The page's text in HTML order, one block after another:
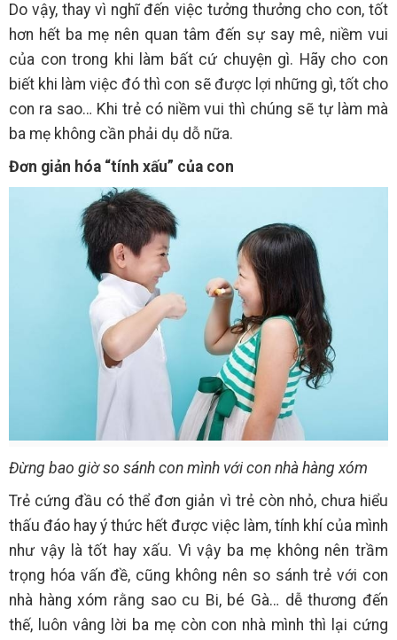
Do vậy, thay vì nghĩ đến việc tưởng thưởng cho con, tốt
hơn hết ba mẹ nên quan tâm đến sự say mê, niềm vui
của con trong khi làm bất cứ chuyện gì. Hãy cho con
biết khi làm việc đó thì con sẽ được lợi những gì, tốt cho
con ra sao… Khi trẻ có niềm vui thì chúng sẽ tự làm mà
ba mẹ không cần phải dụ dỗ nữa.
Đơn giản hóa “tính xấu” của con
Đừng bao giờ so sánh con mình với con nhà hàng xóm
Trẻ cứng đầu có thể đơn giản vì trẻ còn nhỏ, chưa hiểu
thấu đáo hay ý thức hết được việc làm, tính khí của mình
như vậy là tốt hay xấu. Vì vậy ba mẹ không nên trầm
trọng hóa vấn đề, cũng không nên so sánh trẻ với con
nhà hàng xóm rằng sao cu Bi, bé Gà… dễ thương đến
thế, luôn vâng lời ba mẹ còn con nhà mình thì lại cứng